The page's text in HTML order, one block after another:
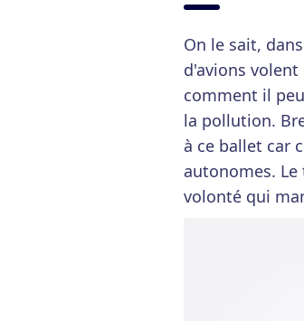
On le sait,
d'avions
comment il
la pollution.
à ce ballet car
autonomes. Le
volonté qui